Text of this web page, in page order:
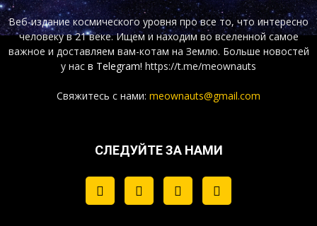
Веб-издание космического уровня про все то, что интересно
человеку в 21 веке. Ищем и находим во вселенной самое
важное и доставляем вам-котам на Землю. Больше новостей
у нас в Telegram! https://t.me/meownauts
Свяжитесь с нами: meownauts@gmail.com
СЛЕДУЙТЕ ЗА НАМИ